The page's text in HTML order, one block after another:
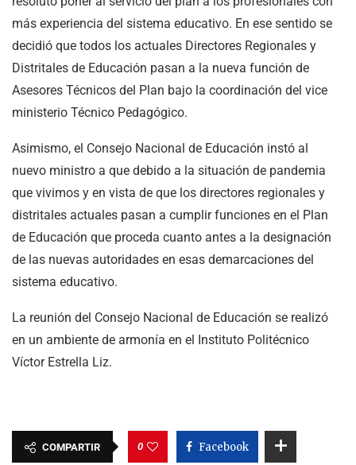
más experiencia del sistema educativo. En ese sentido se
decidió que todos los actuales Directores Regionales y
Distritales de Educación pasan a la nueva función de
Asesores Técnicos del Plan bajo la coordinación del vice
ministerio Técnico Pedagógico.
Asimismo, el Consejo Nacional de Educación instó al
nuevo ministro a que debido a la situación de pandemia
que vivimos y en vista de que los directores regionales y
distritales actuales pasan a cumplir funciones en el Plan
de Educación que proceda cuanto antes a la designación
de las nuevas autoridades en esas demarcaciones del
sistema educativo.
La reunión del Consejo Nacional de Educación se realizó
en un ambiente de armonía en el Instituto Politécnico
Víctor Estrella Liz.
COMPARTIR 0 Facebook